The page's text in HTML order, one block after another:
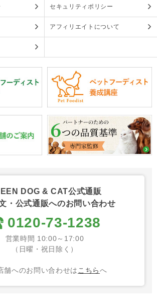
セキュリティポリシー
アフィリエイトについて
DOG & CAT公式通販
・公式通販へのお問い合わせ
0120-73-1238
営業時間 10:00～17:00
（日曜・祝日除く）
舗へのお問い合わせはこちらへ